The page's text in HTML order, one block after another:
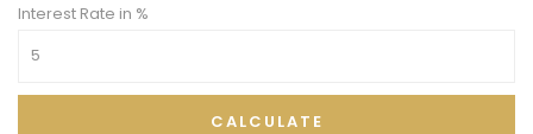
Interest Rate in %
CALCULATE